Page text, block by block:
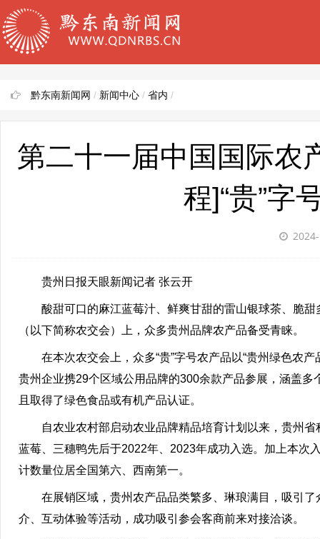
黔东南新闻网 / 新闻中心 / 省内 /
第二十一届中国国际农
程]“贵”字
贵州日报天眼新闻记者 张云开
酸甜可口的麻江蓝莓汁、鲜爽甘甜的雷山银球茶、脆
（以下简称农交会）上，众多贵州品牌农产品备受青睐。
在本次农交会上，众多“贵”字号农产品以“贵州绿色农
贵州企业携29个区域公用品牌的300余款产品参展，涵盖
且取得了绿色食品或有机产品认证。
自农业农村部启动农业品牌精品培育计划以来，贵州
蓝莓、三穗鸭先后于2022年、2023年成功入选。加上本次
计数量位居全国第六、西南第一。
在展销区域，贵州农产品品类繁多、琳琅满目，吸引
介、互动体验等活动，成功吸引参会客商前来对接洽谈。